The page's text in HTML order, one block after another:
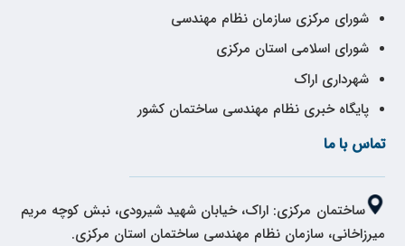
شورای مرکزی سازمان نظام مهندسی
شورای اسلامی استان مرکزی
شهرداری اراک
پایگاه خبری نظام مهندسی ساختمان کشور
تماس با ما
ساختمان مرکزی: اراک، خیابان شهید شیرودی، نبش کوچه مریم
میرزاخانی، سازمان نظام مهندسی ساختمان استان مرکزی.